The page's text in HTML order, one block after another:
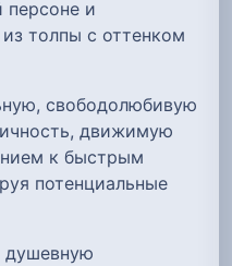
персоне и
толпы с оттенком
свободолюбивую
движимую
к быстрым
потенциальные
душевную